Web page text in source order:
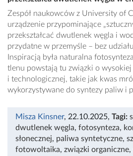
Zespół naukowców z University of
urządzenie przypominające
przekształcać dwutlenek węgla i
przydatne w przemyśle – bez
Inspiracją była naturalna
tlenu powstają tu związki o
i technologicznej, takie jak kwas
wykorzystywane do syntezy paliw i
Misza Kinsner, 22.10.2025, Tagi:
dwutlenek węgla, fotosynteza,
słonecznej, paliwa syntetyczne,
fotowoltaika, związki organiczne,